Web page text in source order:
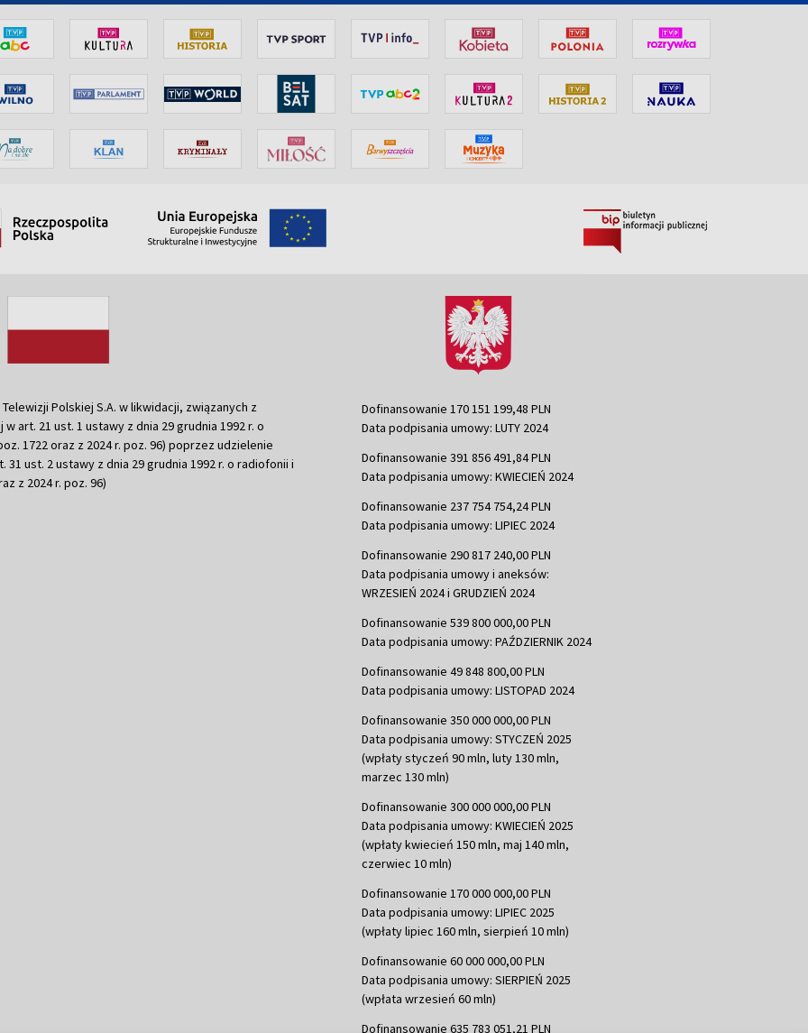
Polskiej S.A. w likwidacji, związanych z
art. 21 ust. 1 ustawy z dnia 29 grudnia 1992 r. o
1722 oraz z 2024 r. poz. 96) poprzez udzielenie
ust. 2 ustawy z dnia 29 grudnia 1992 r. o radiofonii i
z 2024 r. poz. 96)
Dofinansowanie 170 151 199,48 PLN
Data podpisania umowy: LUTY 2024
Dofinansowanie 391 856 491,84 PLN
Data podpisania umowy: KWIECIEŃ 2024
Dofinansowanie 237 754 754,24 PLN
Data podpisania umowy: LIPIEC 2024
Dofinansowanie 290 817 240,00 PLN
Data podpisania umowy i aneksów:
WRZESIEŃ 2024 i GRUDZIEŃ 2024
Dofinansowanie 539 800 000,00 PLN
Data podpisania umowy: PAŹDZIERNIK 2024
Dofinansowanie 49 848 800,00 PLN
Data podpisania umowy: LISTOPAD 2024
Dofinansowanie 350 000 000,00 PLN
Data podpisania umowy: STYCZEŃ 2025
(wpłaty styczeń 90 mln, luty 130 mln,
marzec 130 mln)
Dofinansowanie 300 000 000,00 PLN
Data podpisania umowy: KWIECIEŃ 2025
(wpłaty kwiecień 150 mln, maj 140 mln,
czerwiec 10 mln)
Dofinansowanie 170 000 000,00 PLN
Data podpisania umowy: LIPIEC 2025
(wpłaty lipiec 160 mln, sierpień 10 mln)
Dofinansowanie 60 000 000,00 PLN
Data podpisania umowy: SIERPIEŃ 2025
(wpłata wrzesień 60 mln)
Dofinansowanie 635 783 051,21 PLN